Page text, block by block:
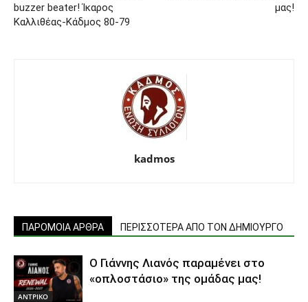
buzzer beater! Ίκαρος
Καλλιθέας-Κάδμος 80-79
μας!
kadmos
ΠΑΡΟΜΟΙΑ ΑΡΘΡΑ ΠΕΡΙΣΣΟΤΕΡΑ ΑΠΟ ΤΟΝ ΔΗΜΙΟΥΡΓΟ
ΑΝTΡΙΚΟ
Ο Γιάννης Λιανός παραμένει στο
«οπλοστάσιο» της ομάδας μας!